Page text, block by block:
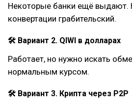
Некоторые банки ещё выдают.
конвертации грабительский.
🛠 Вариант 2. QIWI в долларах
Работает, но нужно искать
нормальным курсом.
🛠 Вариант 3. Крипта через P2P